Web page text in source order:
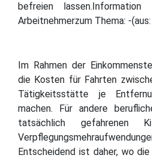
befreien
Arbeitnehmerzum Thema: -
Im Rahmen der
die Kosten für Fahrten
Tätigkeitsstätte je
machen. Für andere
tatsächlich gefahrenen
Entscheidend ist daher, wo